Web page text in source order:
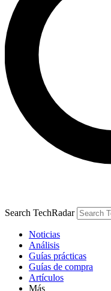
Search TechRadar
Noticias
Análisis
Guías prácticas
Guías de compra
Artículos
Más